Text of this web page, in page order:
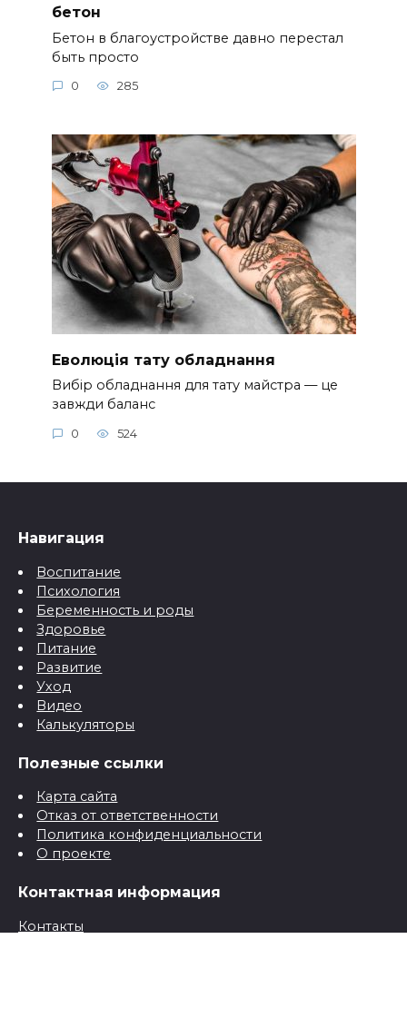
бетон
Бетон в благоустройстве давно перестал
быть просто
0 285
Еволюція тату обладнання
Вибір обладнання для тату майстра — це
завжди баланс
0 524
Навигация
Воспитание
Психология
Беременность и роды
Здоровье
Питание
Развитие
Уход
Видео
Калькуляторы
Полезные ссылки
Карта сайта
Отказ от ответственности
Политика конфиденциальности
О проекте
Контактная информация
Контакты